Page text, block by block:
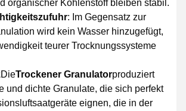
organischer Kohlenstoff bleiben stabil.
: Im Gegensatz zur
wird kein Wasser hinzugefügt,
teurer Trocknungssysteme
DieTrockener Granulatorproduziert
und dichte Granulate, die sich perfekt
eignen, die in der